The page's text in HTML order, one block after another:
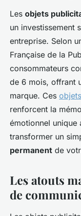
Les objets
un investissement
entreprise. Selon
Française de la
consommateurs
de 6 mois, offrant
marque. Ces
renforcent la
émotionnel
transformer un
permanent de
Les atouts
de